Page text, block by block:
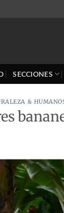
SECCIONES
&